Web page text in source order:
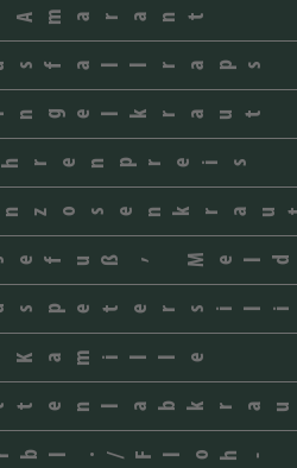
Floh-
Kamille
Amarant